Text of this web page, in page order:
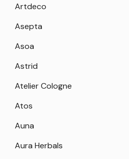
Artdeco
Asepta
Asoa
Astrid
Atelier Cologne
Atos
Auna
Aura Herbals